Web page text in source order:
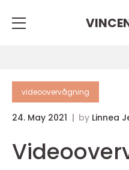
videoovervågning
24. May 2021 by Linnea